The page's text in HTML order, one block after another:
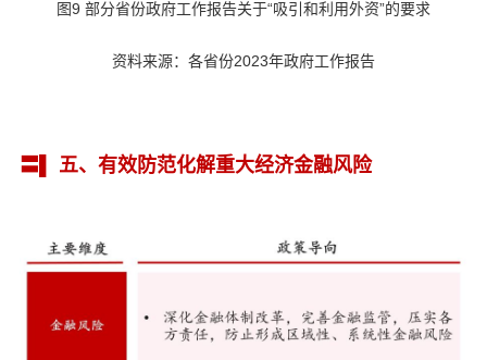
图9 部分省份政府工作报告关于“吸引和利用外资”的要求
资料来源：各省份2023年政府工作报告
〓▌ 五、有效防范化解重大经济金融风险